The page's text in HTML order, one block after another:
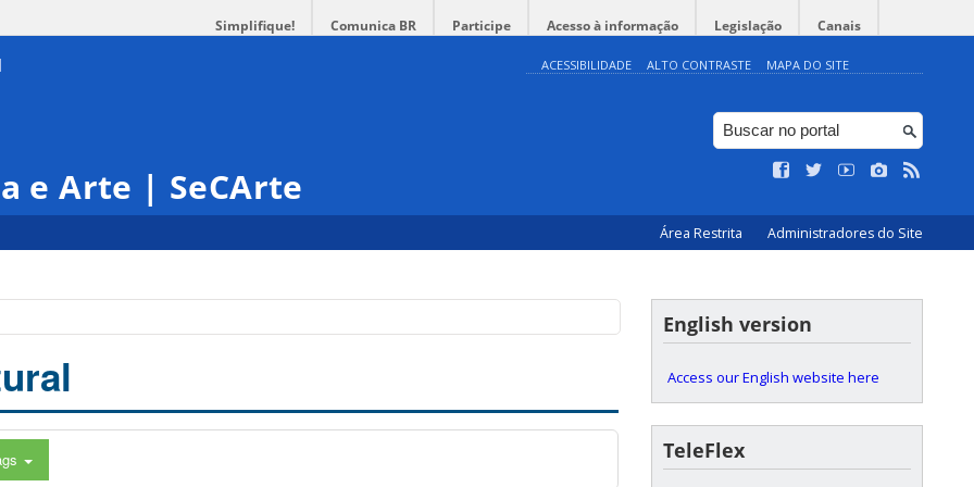
Simplifique! Comunica BR Participe Acesso à informação Legislação Canais
ACESSIBILIDADE ALTO CONTRASTE MAPA DO SITE
e Arte | SeCArte
Área Restrita Administradores do Site
English version
Access our English website here
TeleFlex